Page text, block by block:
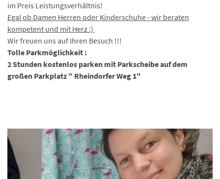
im Preis Leistungsverhältnis!
Egal ob Damen Herren oder Kinderschuhe - wir beraten
kompetent und mit Herz :)
Wir freuen uns auf Ihren Besuch !!!
Tolle Parkmöglichkeit :
2 Stunden kostenlos parken mit Parkscheibe auf dem
großen Parkplatz " Rheindorfer Weg 1"